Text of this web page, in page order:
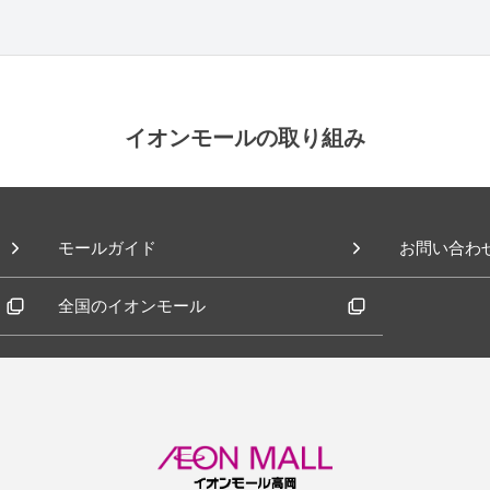
イオンモールの取り組み
モールガイド お問い合わ
全国のイオンモール